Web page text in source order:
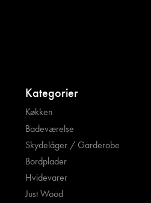
Kategorier
Køkken
Badeværelse
Skydelåger / Garderobe
Bordplader
Hvidevarer
Just Wood